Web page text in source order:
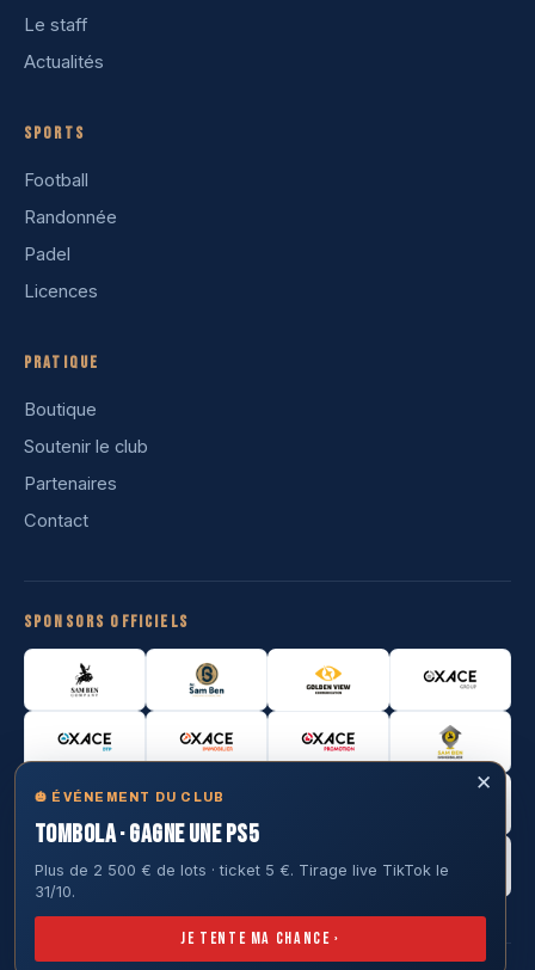
✕
🎃 ÉVÉNEMENT DU CLUB
TOMBOLA · GAGNE UNE PS5
Plus de 2 500 € de lots · ticket 5 €. Tirage live TikTok le
31/10.
Je tente ma chance ›
Le staff
Actualités
Sports
Football
Randonnée
Padel
Licences
Pratique
Boutique
Soutenir le club
Partenaires
Contact
Sponsors officiels